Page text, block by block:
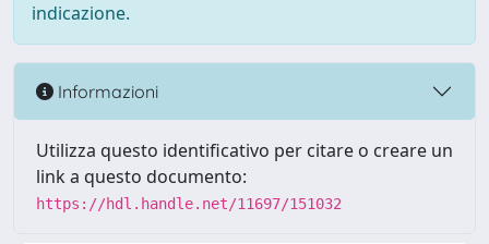
indicazione.
Informazioni
Utilizza questo identificativo per citare o creare un
link a questo documento:
https://hdl.handle.net/11697/151032